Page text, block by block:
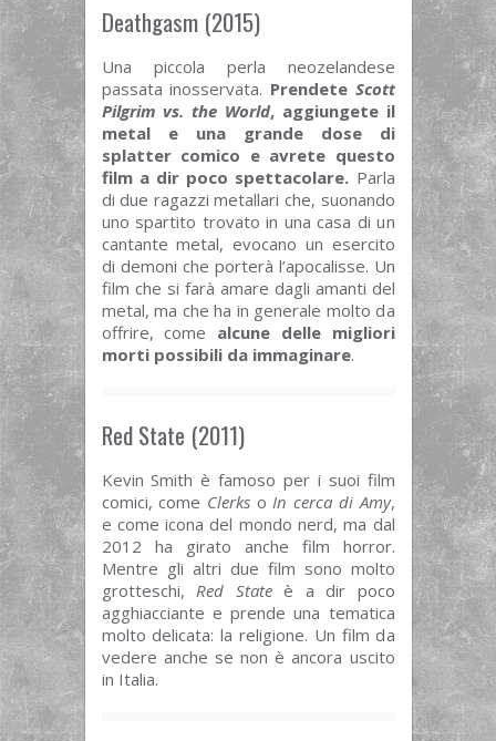
Deathgasm (2015)
Una piccola perla neozelandese
passata inosservata. Prendete Scott
Pilgrim vs. the World, aggiungete il
metal e una grande dose di
splatter comico e avrete questo
film a dir poco spettacolare. Parla
di due ragazzi metallari che, suonando
uno spartito trovato in una casa di un
cantante metal, evocano un esercito
di demoni che porterà l’apocalisse. Un
film che si farà amare dagli amanti del
metal, ma che ha in generale molto da
offrire, come alcune delle migliori
morti possibili da immaginare.
Red State (2011)
Kevin Smith è famoso per i suoi film
comici, come ClerksoIn cerca di Amy,
e come icona del mondo nerd, ma dal
2012 ha girato anche film horror.
Mentre gli altri due film sono molto
grotteschi, Red Stateè a dir poco
agghiacciante e prende una tematica
molto delicata: la religione. Un film da
vedere anche se non è ancora uscito
in Italia.